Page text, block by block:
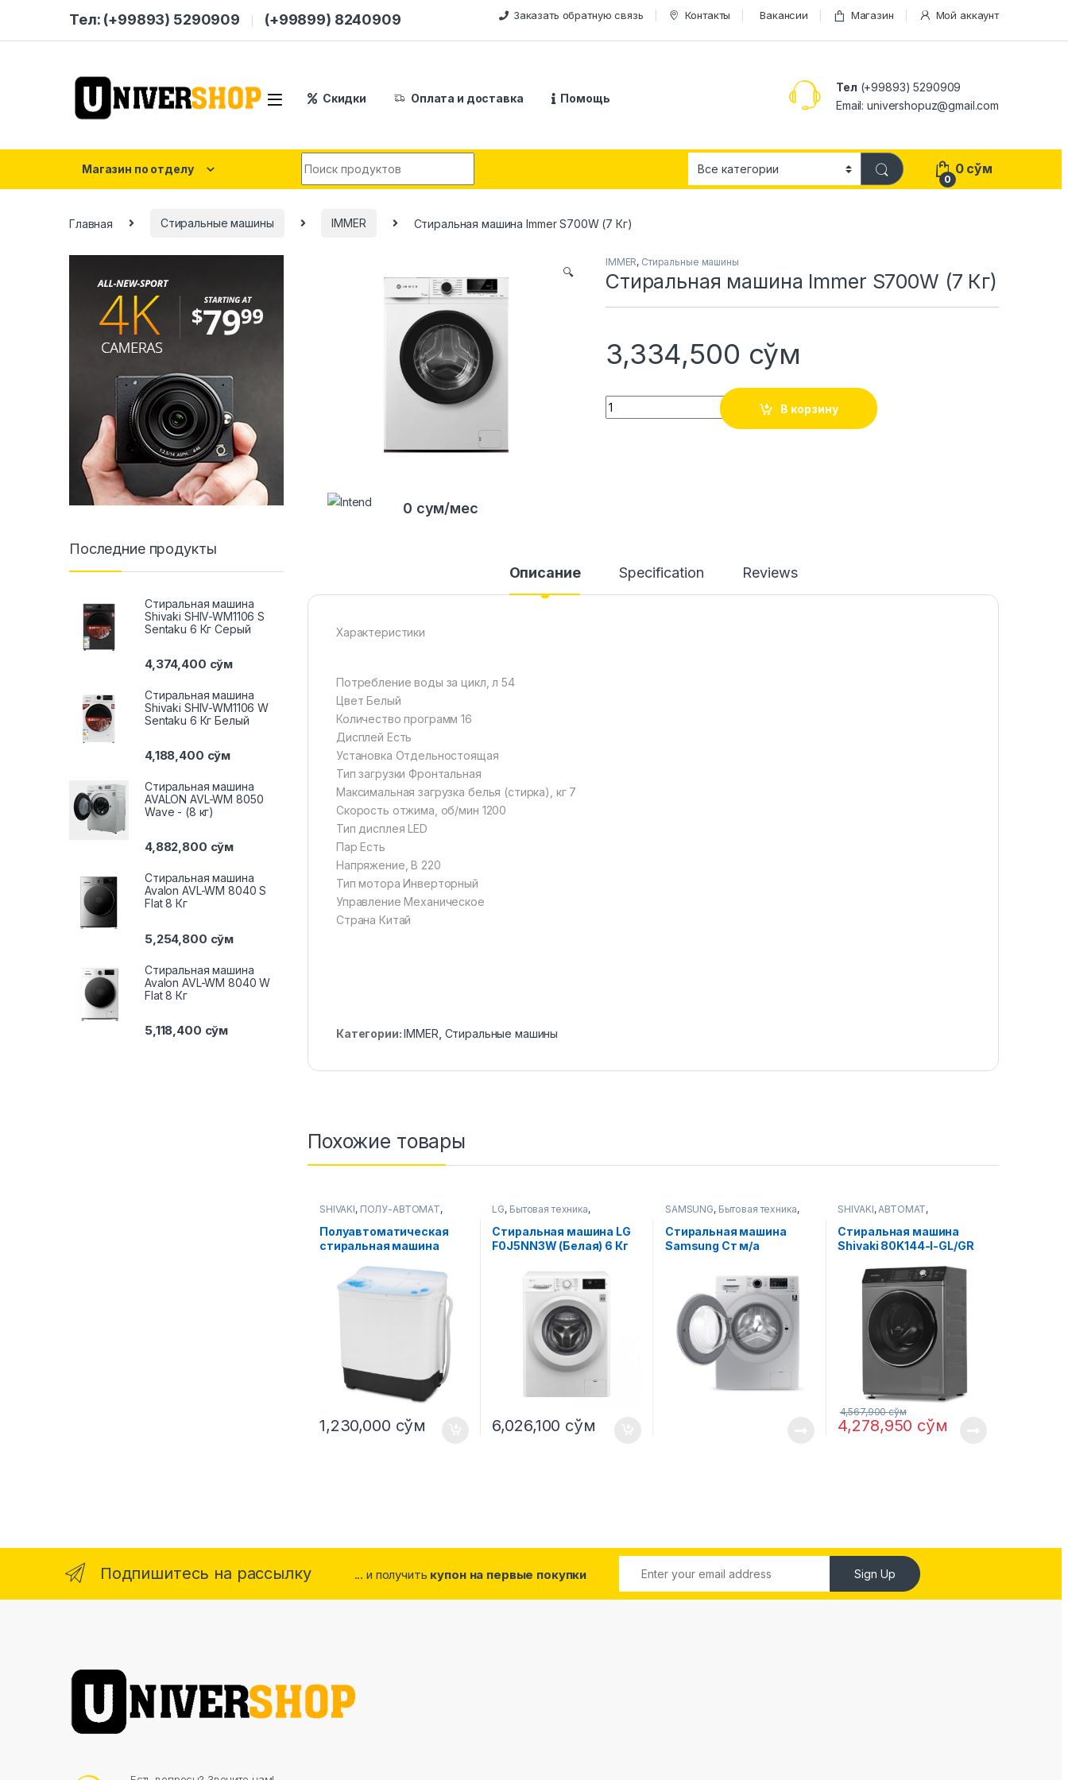
Тел: (+99893) 5290909 (+99899) 8240909 Заказать обратную связь Контакты Вакансии Магазин Мой аккаунт
Скидки Оплата и доставка Помощь
Тел (+99893) 5290909
Email: univershopuz@gmail.com
Магазин по отделу
0
0 сўм
Главная Стиральные машины IMMER Стиральная машина Immer S700W (7 Кг)
🔍
IMMER, Стиральные машины
Стиральная машина Immer S700W (7 Кг)
3,334,500 сўм
Quantity
В корзину
0 сум/мес
Описание Specification Reviews
Характеристики
Потребление воды за цикл, л 54
Цвет Белый
Количество программ 16
Дисплей Есть
Установка Отдельностоящая
Тип загрузки Фронтальная
Максимальная загрузка белья (стирка), кг 7
Скорость отжима, об/мин 1200
Тип дисплея LED
Пар Есть
Напряжение, В 220
Тип мотора Инверторный
Управление Механическое
Страна Китай
Категории:IMMER Стиральные машины
Похожие товары
SHIVAKI, ПОЛУ-АВТОМАТ,
Полуавтоматическая
стиральная машина
1,230,000 сўм
LG, Бытовая техника,
Стиральная машина LG
F0J5NN3W (Белая) 6 Кг
6,026,100 сўм
SAMSUNG, Бытовая техника,
Стиральная машина
Samsung Ст м/a
WW60J4210HSOLD
SHIVAKI, АВТОМАТ,
Стиральная машина
Shivaki 80K144-I-GL/GR
4,278,950 сўм
4,567,900сўм
Последние продукты
Стиральная машина
Shivaki SHIV-WM1106 S
Sentaku 6 Кг Серый
4,374,400 сўм
Стиральная машина
Shivaki SHIV-WM1106 W
Sentaku 6 Кг Белый
4,188,400 сўм
Стиральная машина
AVALON AVL-WM 8050
Wave - (8 кг)
4,882,800 сўм
Стиральная машина
Avalon AVL-WM 8040 S
Flat 8 Кг
5,254,800 сўм
Стиральная машина
Avalon AVL-WM 8040 W
Flat 8 Кг
5,118,400 сўм
Подпишитесь на рассылку ... и получить купон на первые покупки Sign Up